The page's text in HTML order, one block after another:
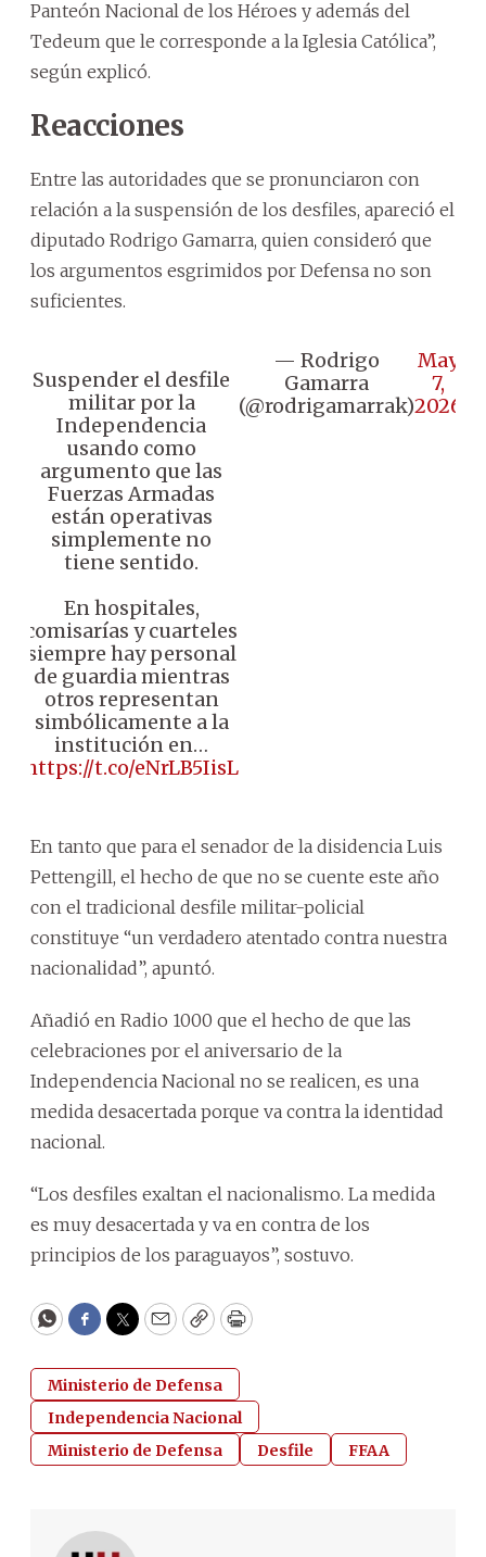
Panteón Nacional de los Héroes y además del
Tedeum que le corresponde a la Iglesia Católica”,
según explicó.
Reacciones
Entre las autoridades que se pronunciaron con
relación a la suspensión de los desfiles, apareció el
diputado Rodrigo Gamarra, quien consideró que
los argumentos esgrimidos por Defensa no son
suficientes.
Suspender el desfile
militar por la
Independencia
usando como
argumento que las
Fuerzas Armadas
están operativas
simplemente no
tiene sentido.
En hospitales,
comisarías y cuarteles
siempre hay personal
de guardia mientras
otros representan
simbólicamente a la
institución en…
https://t.co/eNrLB5IisL
— Rodrigo
Gamarra
(@rodrigamarrak)
May
7,
2026
En tanto que para el senador de la disidencia Luis
Pettengill, el hecho de que no se cuente este año
con el tradicional desfile militar-policial
constituye “un verdadero atentado contra nuestra
nacionalidad”, apuntó.
Añadió en Radio 1000 que el hecho de que las
celebraciones por el aniversario de la
Independencia Nacional no se realicen, es una
medida desacertada porque va contra la identidad
nacional.
“Los desfiles exaltan el nacionalismo. La medida
es muy desacertada y va en contra de los
principios de los paraguayos”, sostuvo.
WhatsApp
Facebook
Twitter
EmailCopyPrint
Ministerio de Defensa
Independencia Nacional
Ministerio de Defensa
Desfile FFAA